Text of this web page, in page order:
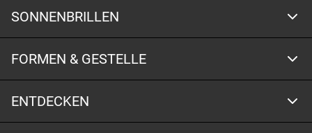
SONNENBRILLEN
FORMEN & GESTELLE
ENTDECKEN